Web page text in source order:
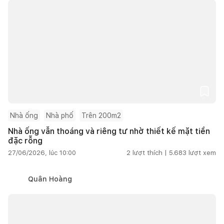
Nhà ống Nhà phố Trên 200m2
Nhà ống vẫn thoáng và riêng tư nhờ thiết kế mặt tiền
đặc rỗng
27/06/2026, lúc 10:00 2 lượt thích | 5.683 lượt xem
Quân Hoàng